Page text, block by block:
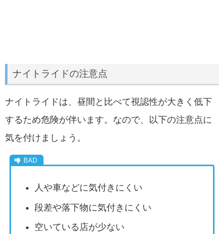
ナイトライドの注意点
ナイトライドは、昼間と比べて視認性が大きく低下
するため危険が伴います。なので、以下の注意点に
気を付けましょう。
人や車などに気付きにくい
段差や落下物に気付きにくい
空いている店が少ない